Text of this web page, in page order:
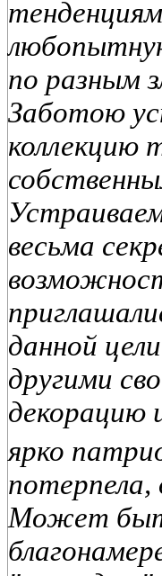
по разным
Заботою
коллекцию
весьма
данной
другими
декорацию
ярко
потерпела,
Может